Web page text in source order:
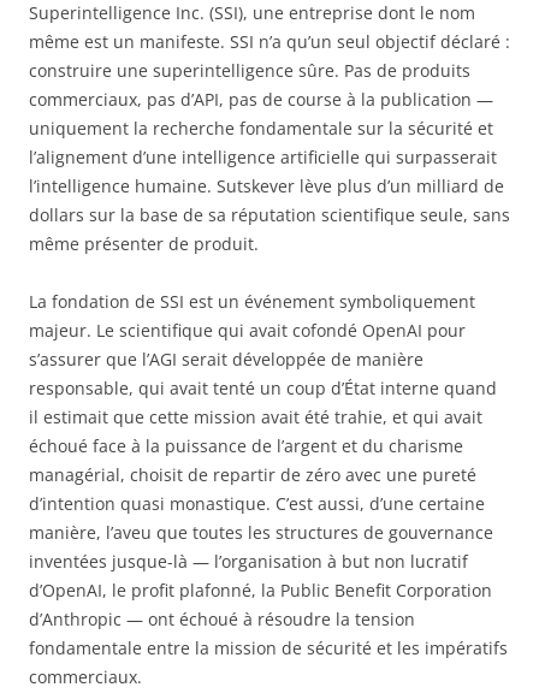
Superintelligence Inc. (SSI), une entreprise dont le nom
même est un manifeste. SSI n’a qu’un seul objectif déclaré :
construire une superintelligence sûre. Pas de produits
commerciaux, pas d’API, pas de course à la publication —
uniquement la recherche fondamentale sur la sécurité et
l’alignement d’une intelligence artificielle qui surpasserait
l’intelligence humaine. Sutskever lève plus d’un milliard de
dollars sur la base de sa réputation scientifique seule, sans
même présenter de produit.
La fondation de SSI est un événement symboliquement
majeur. Le scientifique qui avait cofondé OpenAI pour
s’assurer que l’AGI serait développée de manière
responsable, qui avait tenté un coup d’État interne quand
il estimait que cette mission avait été trahie, et qui avait
échoué face à la puissance de l’argent et du charisme
managérial, choisit de repartir de zéro avec une pureté
d’intention quasi monastique. C’est aussi, d’une certaine
manière, l’aveu que toutes les structures de gouvernance
inventées jusque-là — l’organisation à but non lucratif
d’OpenAI, le profit plafonné, la Public Benefit Corporation
d’Anthropic — ont échoué à résoudre la tension
fondamentale entre la mission de sécurité et les impératifs
commerciaux.